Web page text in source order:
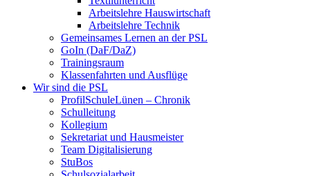
Arbeitslehre Hauswirtschaft
Arbeitslehre Technik
Gemeinsames Lernen an der PSL​
GoIn (DaF/DaZ)
Trainingsraum
Klassenfahrten und Ausflüge
Wir sind die PSL
ProfilSchuleLünen – Chronik
Schulleitung
Kollegium
Sekretariat und Hausmeister
Team Digitalisierung
StuBos